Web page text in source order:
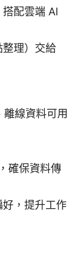
配雲端 AI
理）交給
線資料可用
確保資料傳
，提升工作